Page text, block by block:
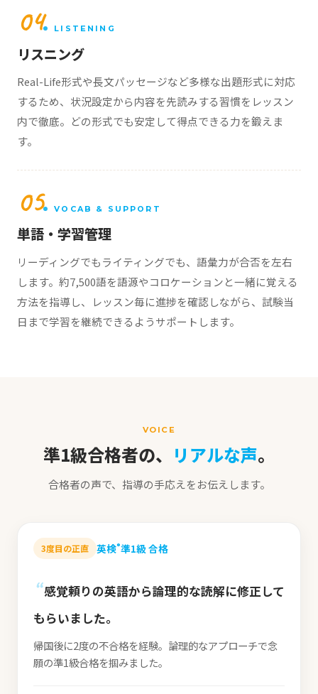
04 LISTENING
リスニング
Real-Life形式や長文パッセージなど多様な出題形式に対応
するため、状況設定から内容を先読みする習慣をレッスン
内で徹底。どの形式でも安定して得点できる力を鍛えま
す。
05 VOCAB & SUPPORT
単語・学習管理
リーディングでもライティングでも、語彙力が合否を左右
します。約7,500語を語源やコロケーションと一緒に覚える
方法を指導し、レッスン毎に進捗を確認しながら、試験当
日まで学習を継続できるようサポートします。
VOICE
準1級合格者の、 リアルな声。
合格者の声で、指導の手応えをお伝えします。
3度目の正直 英検®準1級 合格
“ 感覚頼りの英語から論理的な読解に修正して
もらいました。
帰国後に2度の不合格を経験。論理的なアプローチで念
願の準1級合格を掴みました。